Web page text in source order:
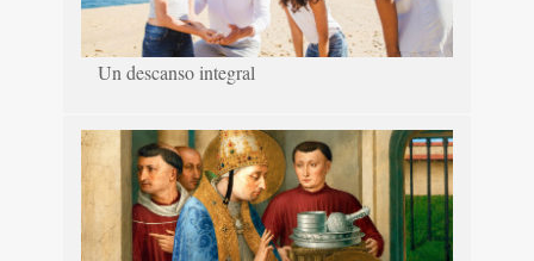
Un descanso integral